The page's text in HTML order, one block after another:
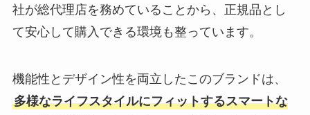
社が総代理店を務めていることから、正規品とし
て安心して購入できる環境も整っています。
機能性とデザイン性を両立したこのブランドは、
多様なライフスタイルにフィットするスマートな